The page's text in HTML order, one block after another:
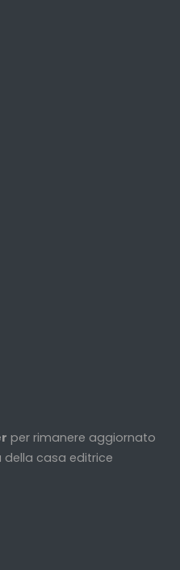
per rimanere aggiornato
della casa editrice